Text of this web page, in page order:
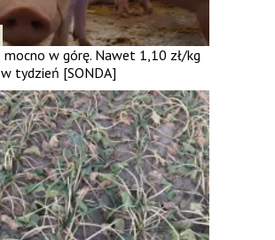
mocno w górę. Nawet 1,10 zł/kg
tydzień [SONDA]